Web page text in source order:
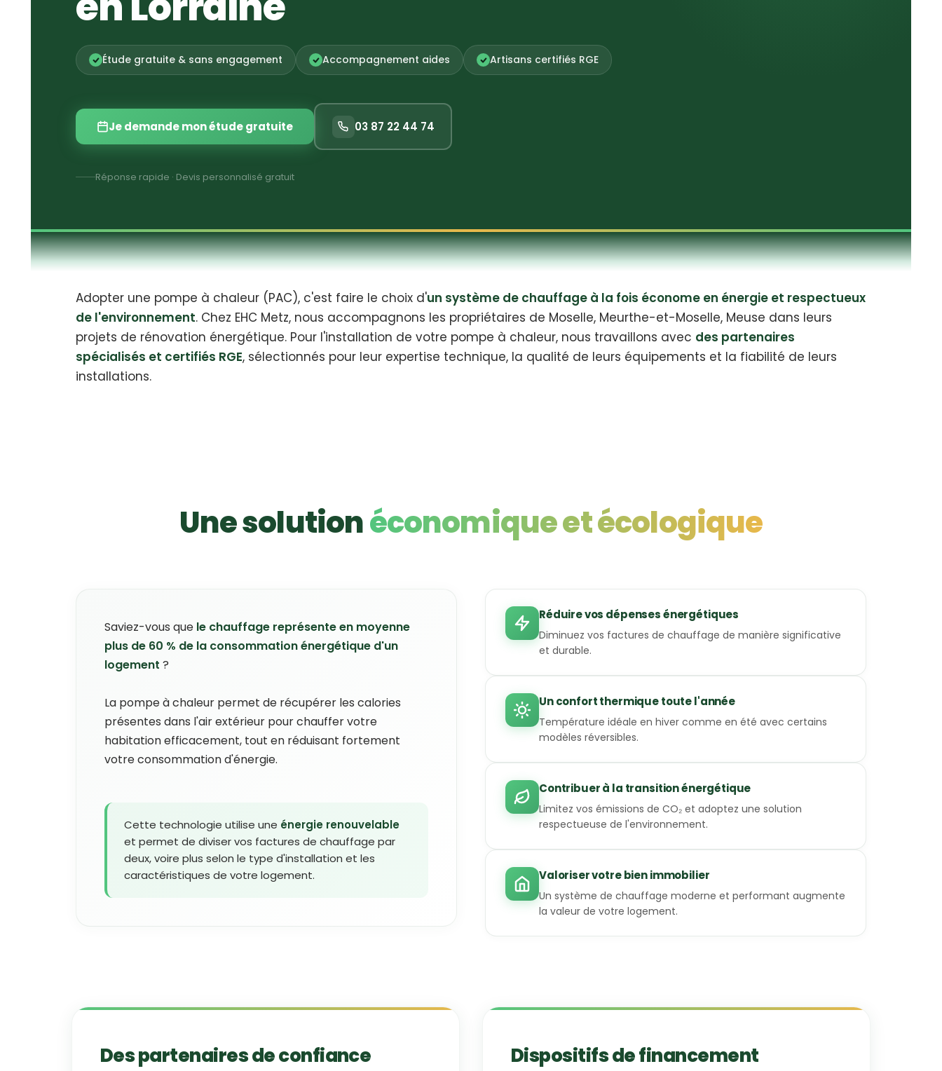
Étude gratuite & sans engagement Accompagnement aides Artisans certifiés RGE
Je demande mon étude gratuite 03 87 22 44 74
Réponse rapide · Devis personnalisé gratuit
Adopter une pompe à chaleur (PAC), c'est faire le choix d'un système de chauffage à la fois économe en énergie et respectueux
de l'environnement. Chez EHC Metz, nous accompagnons les propriétaires de Moselle, Meurthe-et-Moselle, Meuse dans leurs
projets de rénovation énergétique. Pour l'installation de votre pompe à chaleur, nous travaillons avec des partenaires
spécialisés et certifiés RGE, sélectionnés pour leur expertise technique, la qualité de leurs équipements et la fiabilité de leurs
installations.
Une solutionéconomique et écologique
Saviez-vous que le chauffage représente en moyenne
plus de 60 % de la consommation énergétique d'un
logement ?
La pompe à chaleur permet de récupérer les calories
présentes dans l'air extérieur pour chauffer votre
habitation efficacement, tout en réduisant fortement
votre consommation d'énergie.
Cette technologie utilise une énergie renouvelable
et permet de diviser vos factures de chauffage par
deux, voire plus selon le type d'installation et les
caractéristiques de votre logement.
Réduire vos dépenses énergétiques
Diminuez vos factures de chauffage de manière significative
et durable.
Un confort thermique toute l'année
Température idéale en hiver comme en été avec certains
modèles réversibles.
Contribuer à la transition énergétique
Limitez vos émissions de CO₂ et adoptez une solution
respectueuse de l'environnement.
Valoriser votre bien immobilier
Un système de chauffage moderne et performant augmente
la valeur de votre logement.
Des partenaires de confiance Dispositifs de financement